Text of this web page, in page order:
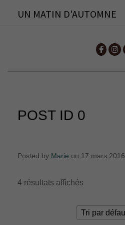
UN MATIN D'AUTOMNE
POST ID 0
Posted by Marie on 17 mars 2016
4 résultats affichés